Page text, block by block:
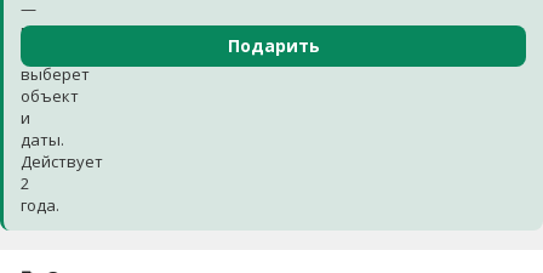
—
получатель
выберет
объект
и
даты.
Действует
2
года.
Подарить